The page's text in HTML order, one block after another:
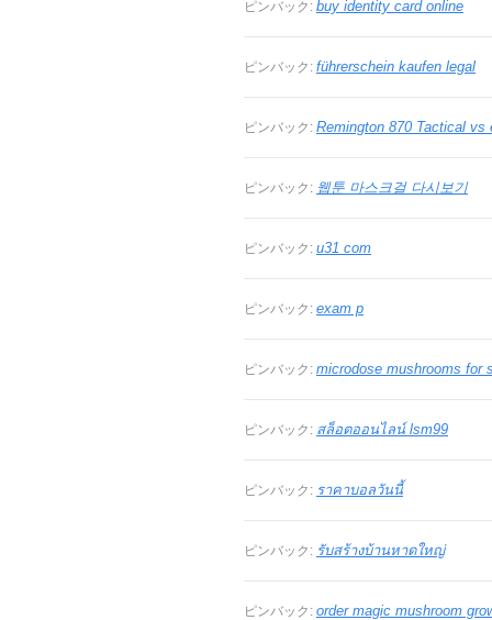
ピンバック: buy identity card online
ピンバック: führerschein kaufen legal
ピンバック: Remington 870 Tactical vs
ピンバック: 웹툰 마스크걸 다시보기
ピンバック: u31 com
ピンバック: exam p
ピンバック: microdose mushrooms for
ピンバック: สล็อตออนไลน์ lsm99
ピンバック: ราคาบอลวันนี้
ピンバック: รับสร้างบ้านหาดใหญ่
ピンバック: order magic mushroom